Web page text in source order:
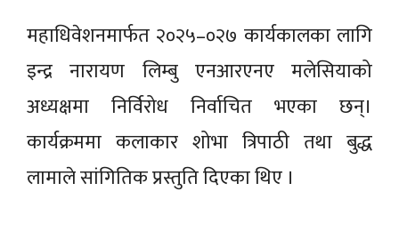
महाधिवेशनमार्फत २०२५–०२७ कार्यकालका लागि
इन्द्र नारायण लिम्बु एनआरएनए मलेसियाको
अध्यक्षमा निर्विरोध निर्वाचित भएका छन्।
कार्यक्रममा कलाकार शोभा त्रिपाठी तथा बुद्ध
लामाले सांगितिक प्रस्तुति दिएका थिए ।